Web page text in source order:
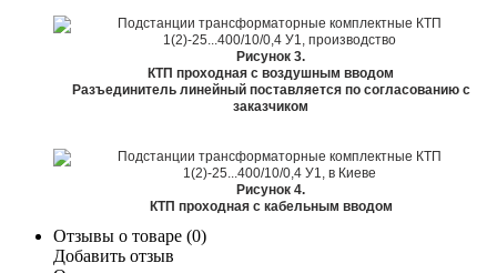
Рисунок 3.
КТП проходная с воздушным вводом
Разъединитель линейный поставляется по согласованию с
заказчиком
Рисунок 4.
КТП проходная с кабельным вводом
Отзывы о товаре (0)
Добавить отзыв